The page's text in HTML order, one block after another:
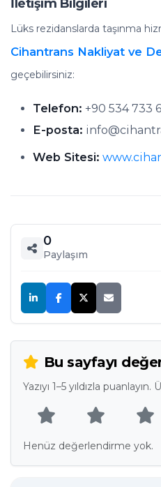
İletişim Bilgileri
Lüks rezidanslarda taşınma
Cihantrans Nakliyat ve
geçebilirsiniz:
Telefon: +90 534 733
E-posta:
Web Sitesi:
0
Paylaşım
Bu sayfayı
Yazıyı 1–5 yıldızla
Henüz değerlendirme yok.